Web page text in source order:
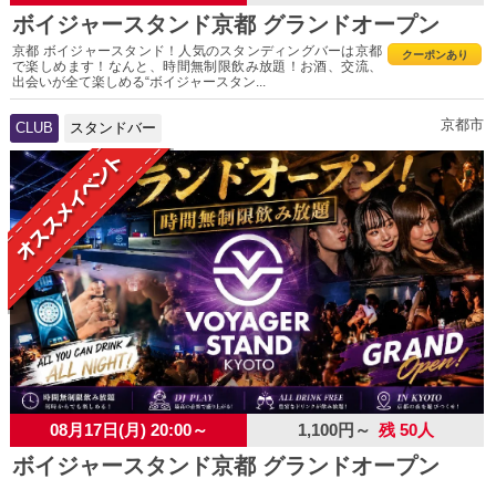
ボイジャースタンド京都 グランドオープン
クーポンあり
京都 ボイジャースタンド！人気のスタンディングバーは京都
で楽しめます！なんと、時間無制限飲み放題！お酒、交流、
出会いが全て楽しめる“ボイジャースタン...
CLUB スタンドバー 京都市
08月17日(月) 20:00～ 1,100円～ 残 50人
ボイジャースタンド京都 グランドオープン